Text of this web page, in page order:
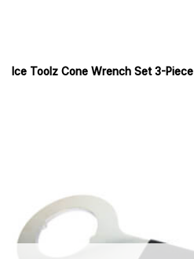
Ice Toolz Cone Wrench Set 3-Piece